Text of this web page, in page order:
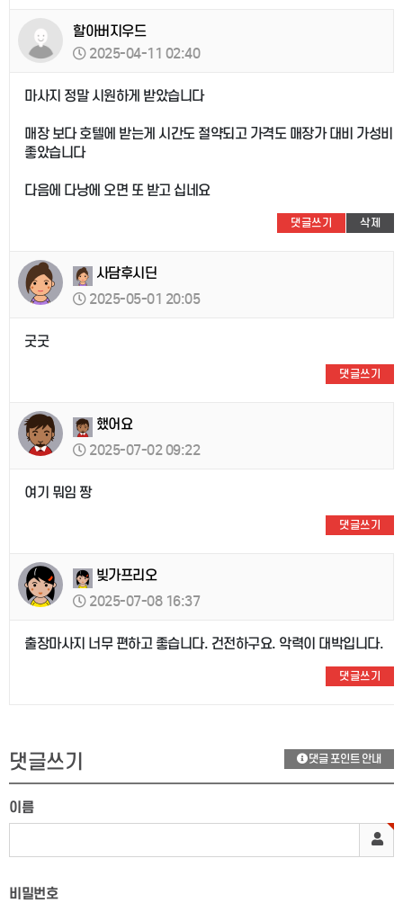
할아버지우드
2025-04-11 02:40
마사지 정말 시원하게 받았습니다
매장 보다 호텔에 받는게 시간도 절약되고 가격도 매장가 대비 가성비
좋았습니다
다음에 다낭에 오면 또 받고 십네요
댓글쓰기 삭제
사담후시딘
2025-05-01 20:05
굿굿
댓글쓰기
했어요
2025-07-02 09:22
여기 뭐임 짱
댓글쓰기
빚가프리오
2025-07-08 16:37
출장마사지 너무 편하고 좋습니다. 건전하구요. 악력이 대박입니다.
댓글쓰기
댓글쓰기 댓글 포인트 안내
이름
비밀번호